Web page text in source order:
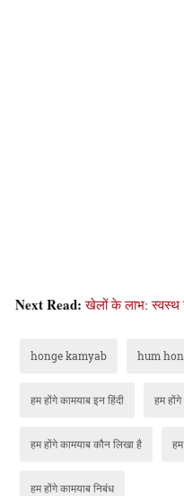
Next Read:खेलों के लाभ: स्वस्थ
honge kamyab hum
हम होंगे कामयाब इन हिंदी हम
हम होंगे कामयाब कौन लिखा है
हम होंगे कामयाब निबंध